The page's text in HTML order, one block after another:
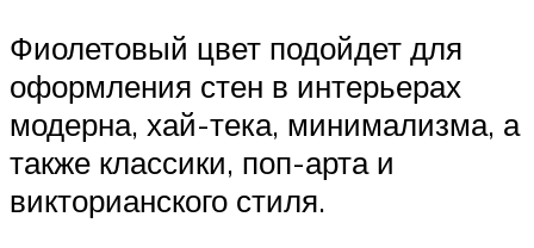
Фиолетовый цвет подойдет для
оформления стен в интерьерах
модерна, хай-тека, минимализма, а
также классики, поп-арта и
викторианского стиля.